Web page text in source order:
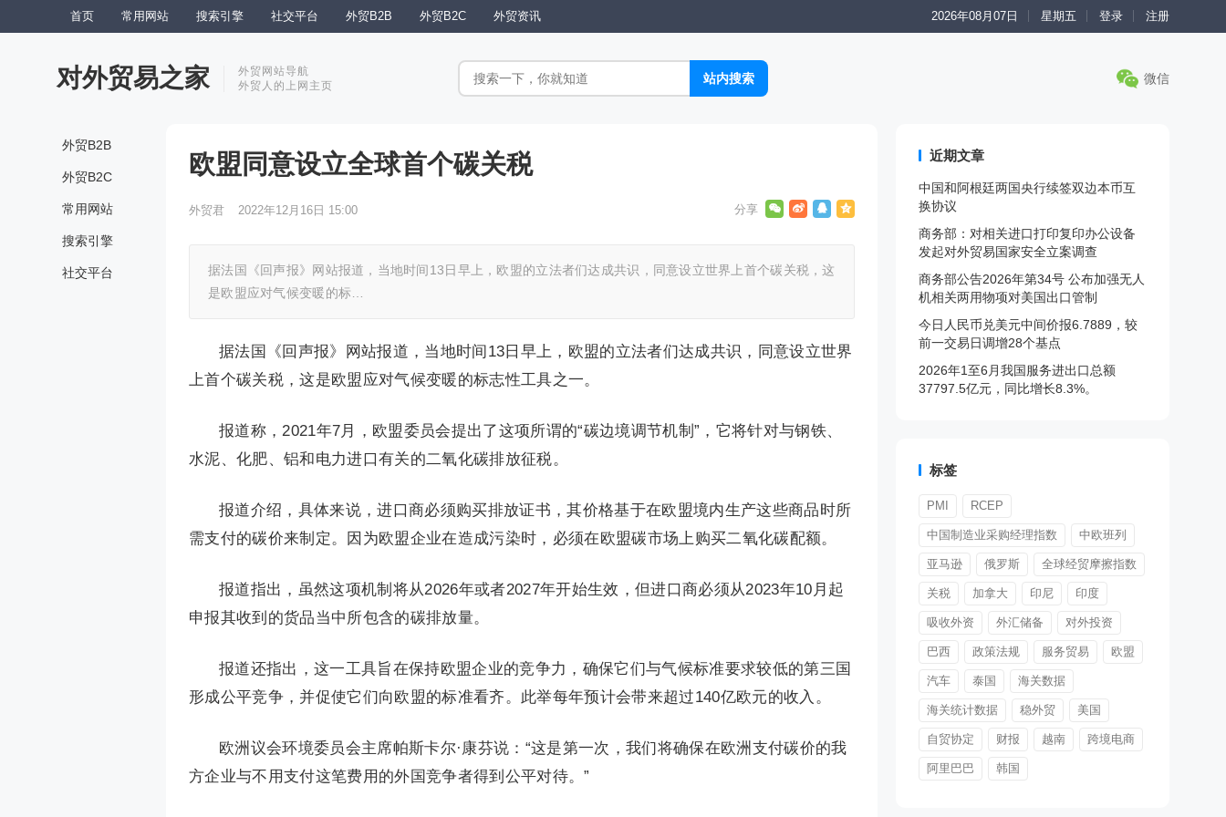
首页 常用网站 搜索引擎 社交平台 外贸B2B 外贸B2C 外贸资讯 2026年08月07日 星期五 登录 注册
对外贸易之家
外贸网站导航
外贸人的上网主页
微信
外贸B2B
外贸B2C
常用网站
搜索引擎
社交平台
欧盟同意设立全球首个碳关税
外贸君 2022年12月16日 15:00
据法国《回声报》网站报道，当地时间13日早上，欧盟的立法者们达成共识，同意设立世界上首个碳关税，这
是欧盟应对气候变暖的标…
据法国《回声报》网站报道，当地时间13日早上，欧盟的立法者们达成共识，同意设立世界
上首个碳关税，这是欧盟应对气候变暖的标志性工具之一。
报道称，2021年7月，欧盟委员会提出了这项所谓的“碳边境调节机制”，它将针对与钢铁、
水泥、化肥、铝和电力进口有关的二氧化碳排放征税。
报道介绍，具体来说，进口商必须购买排放证书，其价格基于在欧盟境内生产这些商品时所
需支付的碳价来制定。因为欧盟企业在造成污染时，必须在欧盟碳市场上购买二氧化碳配额。
报道指出，虽然这项机制将从2026年或者2027年开始生效，但进口商必须从2023年10月起
申报其收到的货品当中所包含的碳排放量。
报道还指出，这一工具旨在保持欧盟企业的竞争力，确保它们与气候标准要求较低的第三国
形成公平竞争，并促使它们向欧盟的标准看齐。此举每年预计会带来超过140亿欧元的收入。
欧洲议会环境委员会主席帕斯卡尔·康芬说：“这是第一次，我们将确保在欧洲支付碳价的我
方企业与不用支付这笔费用的外国竞争者得到公平对待。”
近期文章
中国和阿根廷两国央行续签双边本币互
换协议
商务部：对相关进口打印复印办公设备
发起对外贸易国家安全立案调查
商务部公告2026年第34号 公布加强无人
机相关两用物项对美国出口管制
今日人民币兑美元中间价报6.7889，较
前一交易日调增28个基点
2026年1至6月我国服务进出口总额
37797.5亿元，同比增长8.3%。
标签
PMI RCEP
中国制造业采购经理指数 中欧班列
亚马逊 俄罗斯 全球经贸摩擦指数
关税 加拿大 印尼 印度
吸收外资 外汇储备 对外投资
巴西 政策法规 服务贸易 欧盟
汽车 泰国 海关数据
海关统计数据 稳外贸 美国
自贸协定 财报 越南 跨境电商
阿里巴巴 韩国